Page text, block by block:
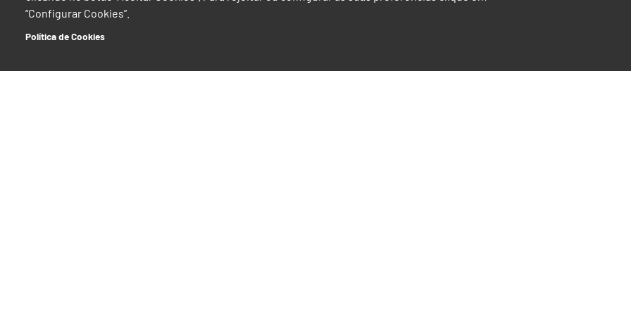
“Configurar Cookies”.
Política de Cookies